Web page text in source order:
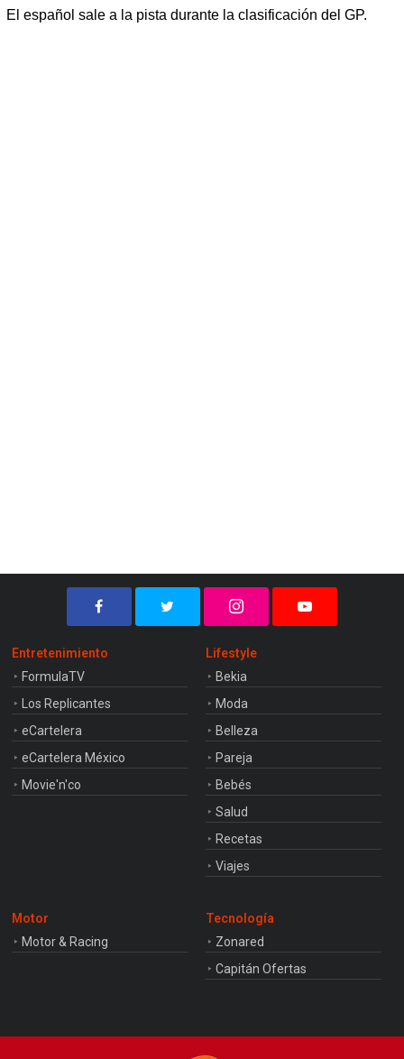
El español sale a la pista durante la clasificación del GP.
Entretenimiento
FormulaTV
Los Replicantes
eCartelera
eCartelera México
Movie'n'co
Lifestyle
Bekia
Moda
Belleza
Pareja
Bebés
Salud
Recetas
Viajes
Motor
Motor & Racing
Tecnología
Zonared
Capitán Ofertas